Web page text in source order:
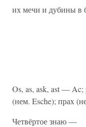
их мечи и дубины в
Os, as, ask, ast — Ac;
(нем. Esche); прах
Четвёртое знаю —